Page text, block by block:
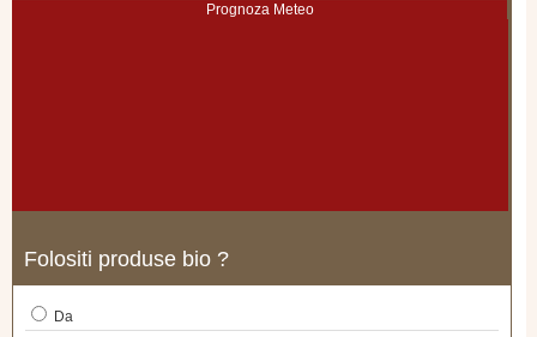
Prognoza Meteo
Folositi produse bio ?
Da